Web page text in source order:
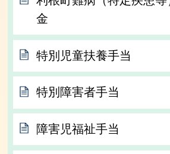
金
特別児童扶養手当
特別障害者手当
障害児福祉手当